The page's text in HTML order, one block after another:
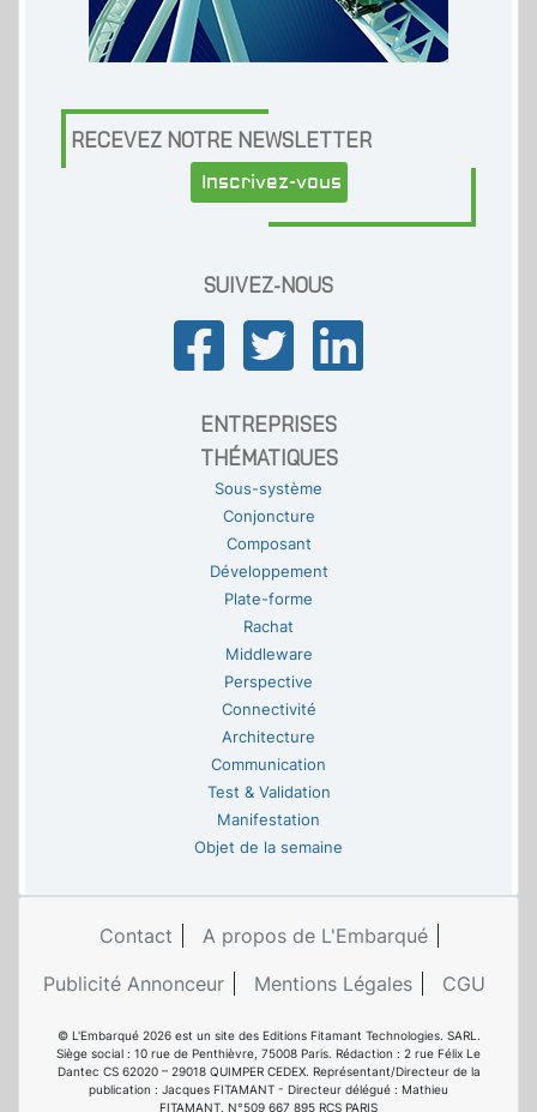
RECEVEZ NOTRE NEWSLETTER
Inscrivez-vous
SUIVEZ-NOUS
ENTREPRISES
THÉMATIQUES
Sous-système
Conjoncture
Composant
Développement
Plate-forme
Rachat
Middleware
Perspective
Connectivité
Architecture
Communication
Test & Validation
Manifestation
Objet de la semaine
Contact
A propos de L'Embarqué
Publicité Annonceur
Mentions Légales CGU
© L'Embarqué 2026 est un site des Editions Fitamant Technologies. SARL.
Siège social : 10 rue de Penthièvre, 75008 Paris. Rédaction : 2 rue Félix Le
Dantec CS 62020 – 29018 QUIMPER CEDEX. Représentant/Directeur de la
publication : Jacques FITAMANT - Directeur délégué : Mathieu
FITAMANT. N°509 667 895 RCS PARIS